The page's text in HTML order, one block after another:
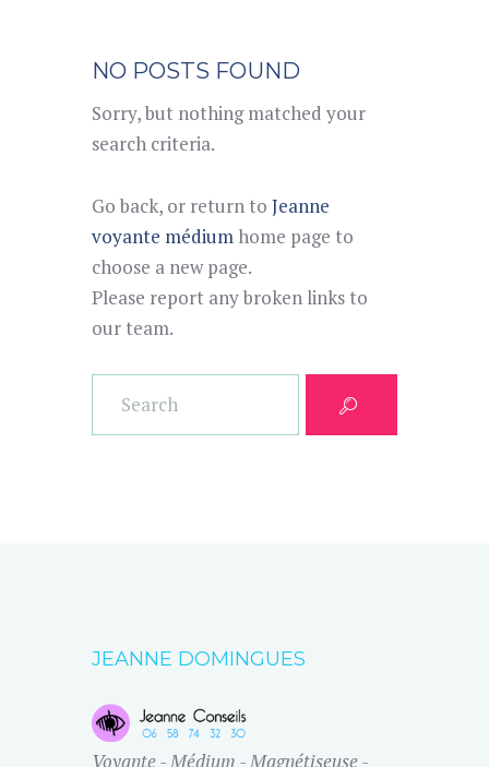
NO POSTS FOUND
Sorry, but nothing matched your
search criteria.
Go back, or return to Jeanne
voyante médium home page to
choose a new page.
Please report any broken links to
our team.
JEANNE DOMINGUES
Voyante - Médium - Magnétiseuse -